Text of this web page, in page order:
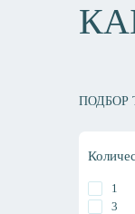
ПОДБОР
1
3